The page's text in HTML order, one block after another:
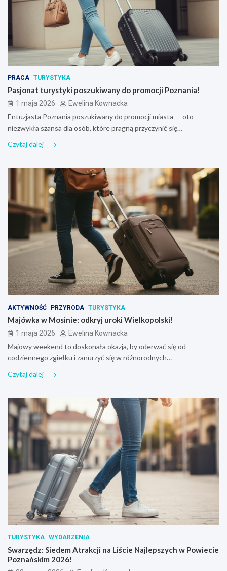
PRACA TURYSTYKA
Pasjonat turystyki poszukiwany do promocji Poznania!
1 maja 2026 Ewelina Kownacka
Entuzjasta Poznania poszukiwany do promocji miasta — oto
niezwykła szansa dla osób, które pragną przyczynić się…
Czytaj dalej
AKTYWNOŚĆ PRZYRODA TURYSTYKA
Majówka w Mosinie: odkryj uroki Wielkopolski!
1 maja 2026 Ewelina Kownacka
Majowy weekend to doskonała okazja, by oderwać się od
codziennego zgiełku i zanurzyć się w różnorodnych…
Czytaj dalej
TURYSTYKA WYDARZENIA
Swarzędz: Siedem Atrakcji na Liście Najlepszych w Powiecie
Poznańskim 2026!